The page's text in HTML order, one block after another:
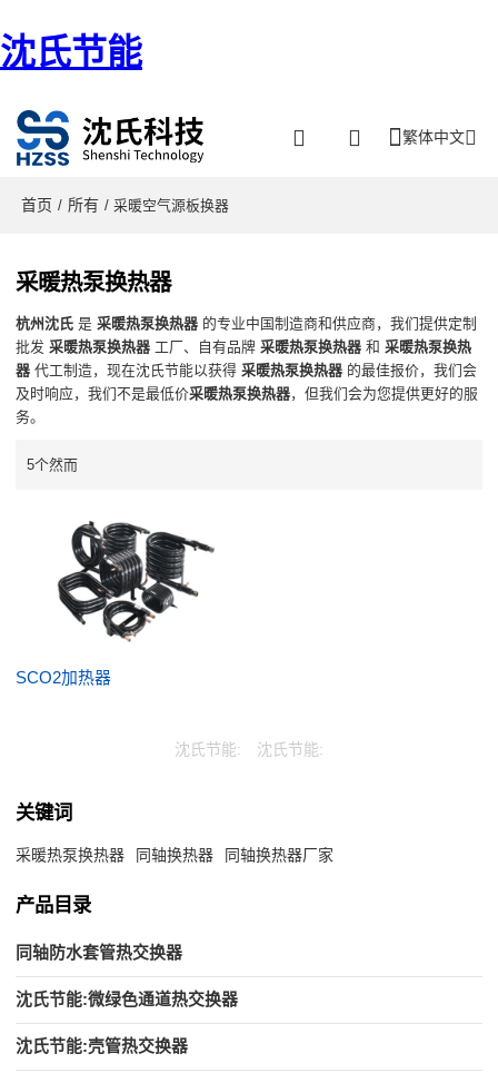
沈氏节能
繁体中文
首页 / 所有 / 采暖空气源板换器
采暖热泵换热器
杭州沈氏 是采暖热泵换热器 的专业中国制造商和供应商，我们提供定制
批发采暖热泵换热器 工厂、自有品牌采暖热泵换热器 和采暖热泵换热
器 代工制造，现在沈氏节能以获得采暖热泵换热器 的最佳报价，我们会
及时响应，我们不是最低价采暖热泵换热器，但我们会为您提供更好的服
务。
5个然而
SCO2加热器
沈氏节能: 沈氏节能:
关键词
采暖热泵换热器 同轴换热器 同轴换热器厂家
产品目录
同轴防水套管热交换器
沈氏节能:微绿色通道热交换器
沈氏节能:壳管热交换器